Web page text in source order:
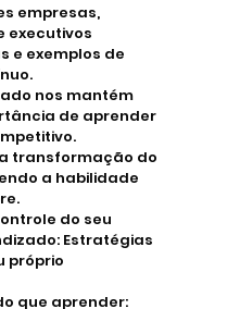
empresas,
executivos
e exemplos de
nos mantém
de aprender
transformação do
a habilidade
do seu
Estratégias
próprio
que aprender: